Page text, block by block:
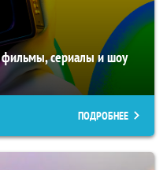
фильмы, сериалы и шоу
ПОДРОБНЕЕ